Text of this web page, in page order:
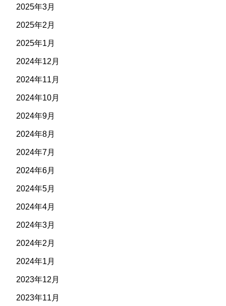
2025年3月
2025年2月
2025年1月
2024年12月
2024年11月
2024年10月
2024年9月
2024年8月
2024年7月
2024年6月
2024年5月
2024年4月
2024年3月
2024年2月
2024年1月
2023年12月
2023年11月